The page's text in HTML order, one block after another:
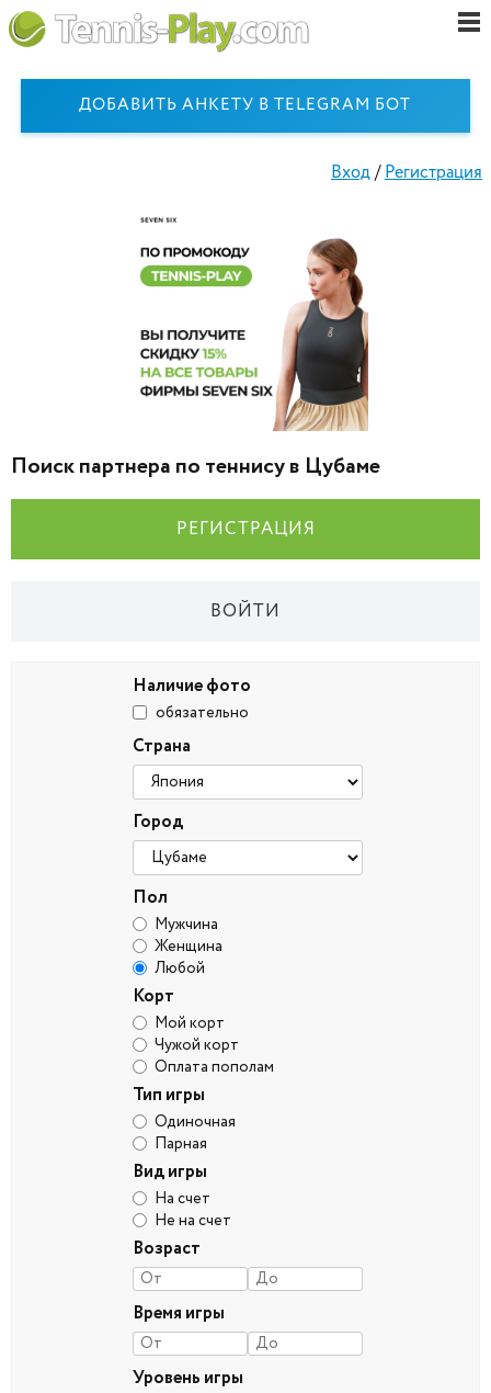
ДОБАВИТЬ АНКЕТУ В TELEGRAM БОТ
Вход/Регистрация
Поиск партнера по теннису в Цубаме
РЕГИСТРАЦИЯ
ВОЙТИ
Наличие фото
обязательно
Страна
Город
Пол
Мужчина
Женщина
Любой
Корт
Мой корт
Чужой корт
Оплата пополам
Тип игры
Одиночная
Парная
Вид игры
На счет
Не на счет
Возраст
Время игры
Уровень игры